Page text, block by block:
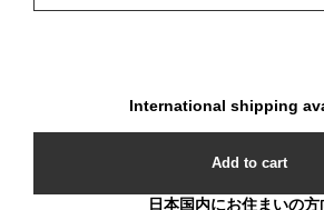
International shipping
Add to cart
日本国内にお住まいの方